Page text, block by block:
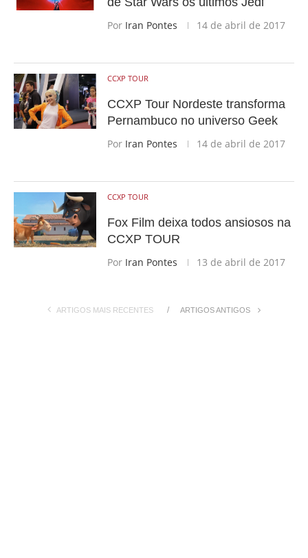
Por Iran Pontes 14 de abril de 2017
CCXP TOUR
CCXP Tour Nordeste transforma
Pernambuco no universo Geek
Por Iran Pontes 14 de abril de 2017
CCXP TOUR
Fox Film deixa todos ansiosos na
CCXP TOUR
Por Iran Pontes 13 de abril de 2017
ARTIGOS MAIS RECENTES ARTIGOS ANTIGOS